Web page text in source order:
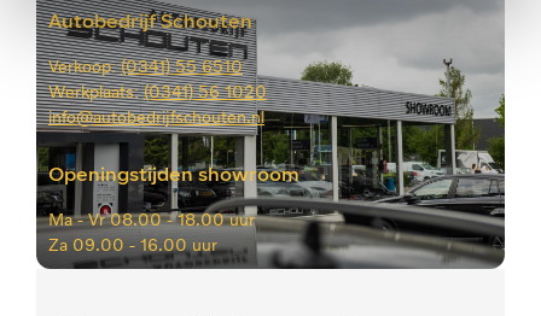
Autobedrijf Schouten
Verkoop:(0341) 55 6510
Werkplaats: (0341) 56 1020
info@autobedrijfschouten.nl
Openingstijden showroom
Ma -Vr 08.00 - 18.00 uur
Za 09.00 - 16.00 uur